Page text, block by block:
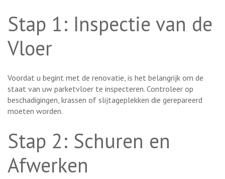
Stap 1: Inspectie van de
Vloer
Voordat u begint met de renovatie, is het belangrijk om de
staat van uw parketvloer te inspecteren. Controleer op
beschadigingen, krassen of slijtageplekken die gerepareerd
moeten worden.
Stap 2: Schuren en
Afwerken